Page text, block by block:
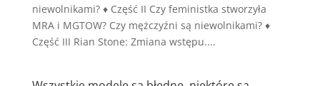
niewolnikami? ♦ Część II Czy feministka stworzyła
MRA i MGTOW? Czy mężczyźni są niewolnikami? ♦
Część III Rian Stone: Zmiana wstępu....